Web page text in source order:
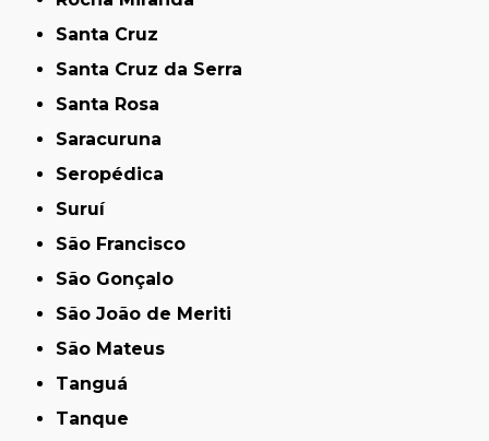
Santa Cruz
Santa Cruz da Serra
Santa Rosa
Saracuruna
Seropédica
Suruí
São Francisco
São Gonçalo
São João de Meriti
São Mateus
Tanguá
Tanque